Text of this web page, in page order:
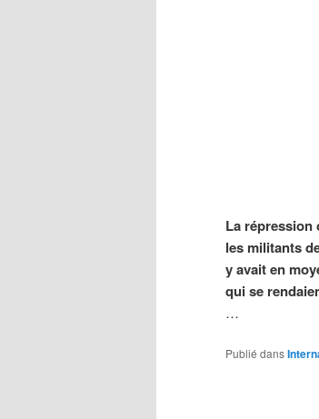
La répression
les militants
y avait en
qui se
…
Publié dans